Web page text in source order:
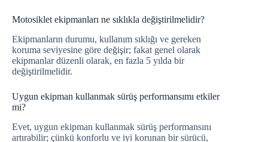
Motosiklet ekipmanları ne sıklıkla değiştirilmelidir?
Ekipmanların durumu, kullanım sıklığı ve gereken
koruma seviyesine göre değişir; fakat genel olarak
ekipmanlar düzenli olarak, en fazla 5 yılda bir
değiştirilmelidir.
Uygun ekipman kullanmak sürüş performansımı etkiler
mi?
Evet, uygun ekipman kullanmak sürüş performansını
artırabilir; çünkü konforlu ve iyi korunan bir sürücü,